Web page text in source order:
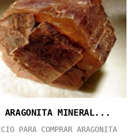
ARAGONITA MINERAL...
PARA COMPRAR ARAGONITA